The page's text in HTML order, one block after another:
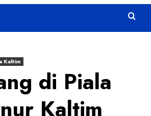
Kaltim
di Piala
Kaltim